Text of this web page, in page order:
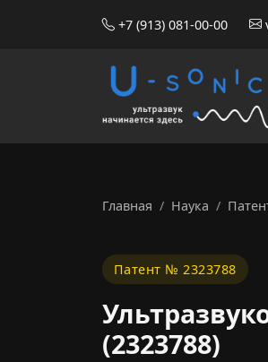
+7 (913) 081-00-00
Главная Наука
Патент № 2323788
(2323788)